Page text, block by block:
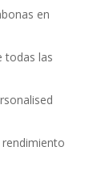
en
todas las